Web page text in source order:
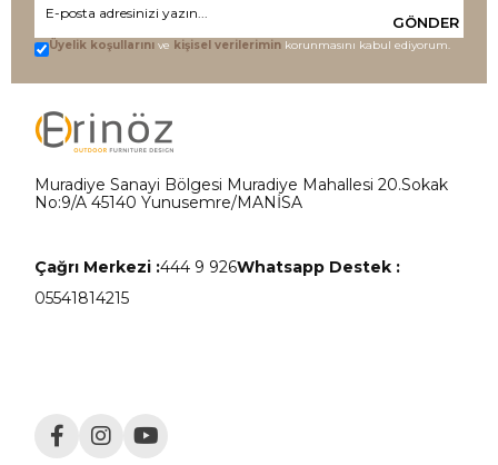
GÖNDER
Üyelik koşullarını ve kişisel verilerimin korunmasını kabul ediyorum.
Muradiye Sanayi Bölgesi Muradiye Mahallesi 20.Sokak
No:9/A 45140 Yunusemre/MANİSA
Çağrı Merkezi :444 9 926Whatsapp Destek :
05541814215